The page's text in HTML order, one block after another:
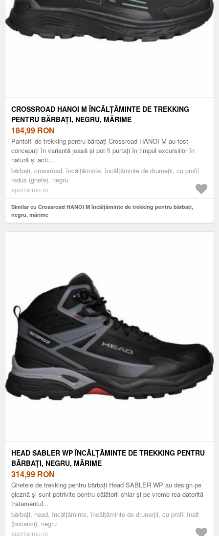
CROSSROAD HANOI M ÎNCĂLȚĂMINTE DE TREKKING
PENTRU BĂRBAȚI, NEGRU, MĂRIME
184,99 RON
Pantofii de trekking pentru bărbați Crossroad HANOI M au fost
concepuți în variantă joasă și pot fi purtați în timpul excursiilor în
natură și acti...
bărbați, crossroad, încălțăminte, încălțăminte de drumeții, cu profil
redus (ghete), negru
sportisimo.ro
Similar cu Crossroad HANOI M Încălțăminte de trekking pentru bărbați,
negru, mărime
HEAD SABLER WP ÎNCĂLȚĂMINTE DE TREKKING PENTRU
BĂRBAȚI, NEGRU, MĂRIME
314,99 RON
Ghetele de trekking pentru bărbați Head SABLER WP au design pe
gleznă și sunt potrivite pentru călătorii chiar și pe vreme rea datorită
tratamentul...
bărbați, head, încălțăminte, încălțăminte de drumeții, cu profil înalt
(bocanci), negru
sportisimo.ro